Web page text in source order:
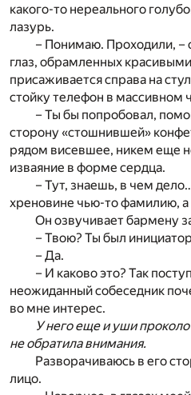
какого-то нереального
лазурь.
– Понимаю. Проходили, –
глаз, обрамленных
присаживается справа на
стойку телефон в массивном
– Ты бы попробовал,
сторону «стошнившей»
рядом висевшее, никем еще
изваяние в форме сердца.
– Тут, знаешь, в чем
хреновине чью-то фамилию,
Он озвучивает бармену
– Твою? Ты был
– Да.
– И каково это? Так
неожиданный собеседник
во мне интерес.
У него еще и уши
не обратила внимания.
Разворачиваюсь в его
лицо.